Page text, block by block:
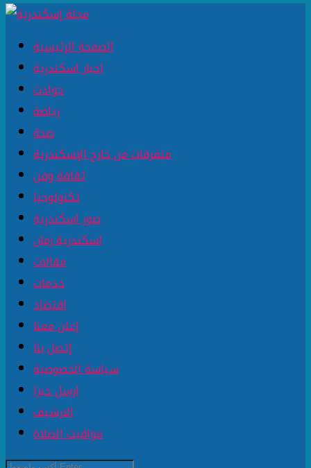
الصفحة الرئيسية
اخبار اسكندرية
حوادث
رياضة
صحة
متفرقات من خارج الإسكندرية
ثقافة وفن
تكنولوجيا
صور اسكندرية
اسكندرية زمان
مقالات
خدمات
اقتصاد
إعلن معنا
إتصل بنا
سياسة الخصوصية
ارسل خبرا
الارشيف
مواقيت الصلاة